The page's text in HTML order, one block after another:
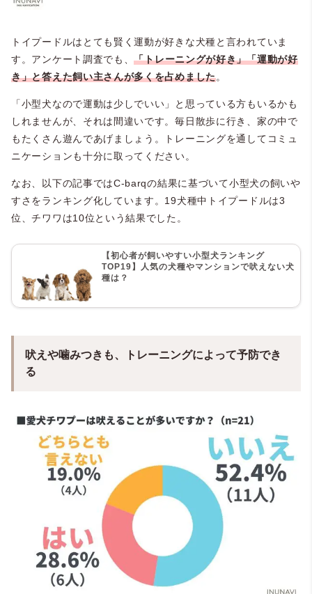
トイプードルはとても賢く運動が好きな犬種と言われていま
す。アンケート調査でも、「トレーニングが好き」「運動が好
き」と答えた飼い主さんが多くを占めました。
「小型犬なので運動は少しでいい」と思っている方もいるかも
しれませんが、それは間違いです。毎日散歩に行き、家の中で
もたくさん遊んであげましょう。トレーニングを通してコミュ
ニケーションも十分に取ってください。
なお、以下の記事ではC-barqの結果に基づいて小型犬の飼いや
すさをランキング化しています。19犬種中トイプードルは3
位、チワワは10位という結果でした。
【初心者が飼いやすい小型犬ランキング
TOP19】人気の犬種やマンションで吠えない犬
種は？
吠えや噛みつきも、トレーニングによって予防でき
る